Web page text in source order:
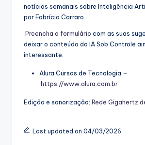
notícias semanais sobre Inteligência
por Fabrício Carraro.
⁠⁠Preencha o formulário⁠⁠ com as suas
deixar o conteúdo do IA Sob Controle
interessante.
Alura Cursos de Tecnologia –
⁠⁠https://www.alura.com.br⁠⁠
Edição e sonorização: ⁠⁠Rede Gigahertz
Last updated on 04/03/2026